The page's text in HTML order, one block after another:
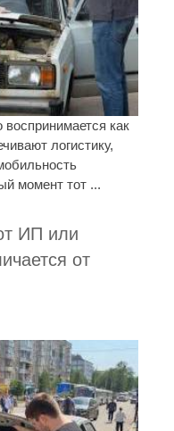
воспринимается как
логистику,
момент тот ...
ИП или
от